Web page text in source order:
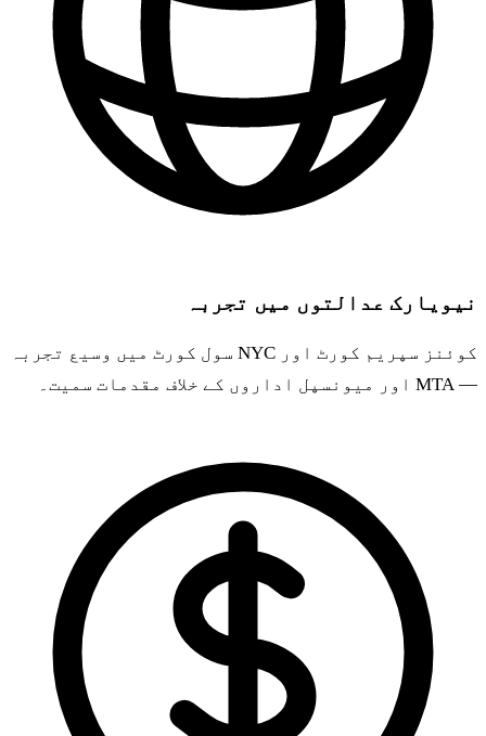
نیویارک عدالتوں میں تجربہ
کوئنز سپریم کورٹ اور NYC سول کورٹ میں وسیع تجربہ
— MTA اور میونسپل اداروں کے خلاف مقدمات سمیت۔